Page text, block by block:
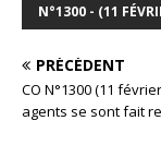
N°1300 - (11
PRÉCÉDENT
CO N°1300 (11
agents se sont fait